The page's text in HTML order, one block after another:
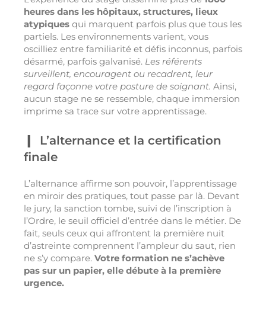
heures dans les hôpitaux, structures, lieux
atypiques qui marquent parfois plus que tous les
partiels. Les environnements varient, vous
oscilliez entre familiarité et défis inconnus, parfois
désarmé, parfois galvanisé. Les référents
surveillent, encouragent ou recadrent, leur
regard façonne votre posture de soignant. Ainsi,
aucun stage ne se ressemble, chaque immersion
imprime sa trace sur votre apprentissage.
L’alternance et la certification
finale
L’alternance affirme son pouvoir, l’apprentissage
en miroir des pratiques, tout passe par là. Devant
le jury, la sanction tombe, suivi de l’inscription à
l’Ordre, le seuil officiel d’entrée dans le métier. De
fait, seuls ceux qui affrontent la première nuit
d’astreinte comprennent l’ampleur du saut, rien
ne s’y compare. Votre formation ne s’achève
pas sur un papier, elle débute à la première
urgence.